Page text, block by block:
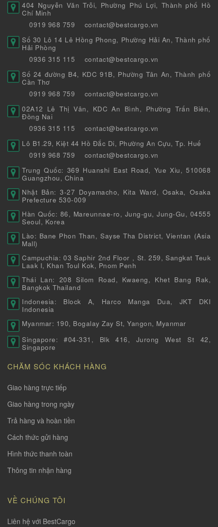
404 Nguyễn Văn Trỗi, Phường Phú Lợi, Thành phố Hồ
Chí Minh
0919 968 759
contact@bestcargo.vn
Số 30 Lô 14 Lê Hồng Phong, Phường Hải An, Thành phố
Hải Phòng
0936 315 115
contact@bestcargo.vn
Số 24 đường B4, KDC 91B, Phường Tân An, Thành phố
Cần Thơ
0919 968 759
contact@bestcargo.vn
02A12 Lê Thị Vân, KDC An Bình, Phường Trấn Biên,
Đồng Nai
0936 315 115
contact@bestcargo.vn
Lô B1.29, Kiệt 44 Hồ Đắc Di, Phường An Cựu, Tp. Huế
0919 968 759
contact@bestcargo.vn
Trung Quốc: 369 Huanshi East Road, Yue Xiu, 510068
Guangzhou, China
Nhật Bản: 3-27 Doyamacho, Kita Ward, Osaka, Osaka
Prefecture 530-009
Hàn Quốc: 86, Mareunnae-ro, Jung-gu, Jung-Gu, 04555
Seoul, Korea
Lào: Bane Phon Than, Sayse Tha District, Vientan (Asia
Mall)
Campuchia: 03 Saphir 2nd Floor , St. 259, Sangkat Teuk
Laak I, Khan Toul Kok, Pnom Penh
Thái Lan: 208 Silom Road, Kwaeng, Khet Bang Rak,
Bangkok Thailand
Indonesia: Block A, Harco Manga Dua, JKT DKI
Indonesia
Myanmar: 190, Bogalay Zay St, Yangon, Myanmar
Singapore: #04-331, Blk 416, Jurong West St 42,
Singapore
CHĂM SÓC KHÁCH HÀNG
Giao hàng trực tiếp
Giao hàng trong ngày
Trả hàng và hoàn tiền
Cách thức gửi hàng
Hình thức thanh toàn
Thông tin nhận hàng
VỀ CHÚNG TÔI
Liên hệ với BestCargo